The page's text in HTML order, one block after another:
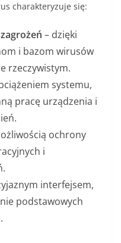
charakteryzuje się:
– dzięki
i bazom wirusów
rzeczywistym.
systemu,
pracę urządzenia i
ochrony
i
interfejsem,
podstawowych